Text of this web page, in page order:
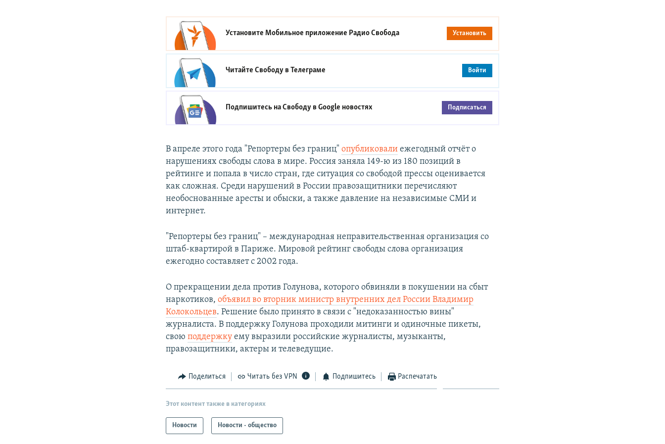
Установите Мобильное приложение Радио Свобода Установить
Читайте Свободу вТелеграме Войти
Подпишитесь на Свободу вGoogle новостях Подписаться
В апреле этого года "Репортеры без границ"опубликовали ежегодный отчёт о
нарушениях свободы слова в мире. Россия заняла 149-ю из 180 позиций в
рейтинге и попала в число стран, где ситуация со свободой прессы оценивается
как сложная. Среди нарушений в России правозащитники перечисляют
необоснованные аресты и обыски, а также давление на независимые СМИ и
интернет.
"Репортеры без границ" – международная неправительственная организация со
штаб-квартирой в Париже. Мировой рейтинг свободы слова организация
ежегодно составляет с 2002 года.
О прекращении дела против Голунова, которого обвиняли в покушении на сбыт
наркотиков,объявил во вторник министр внутренних дел России Владимир
Колокольцев. Решение было принято в связи с "недоказанностью вины"
журналиста. В поддержку Голунова проходили митинги и одиночные пикеты,
своюподдержку ему выразили российские журналисты, музыканты,
правозащитники, актеры и телеведущие.
Поделиться Читать без VPN Подпишитесь Распечатать
Этот контент также в категориях
Новости Новости - общество